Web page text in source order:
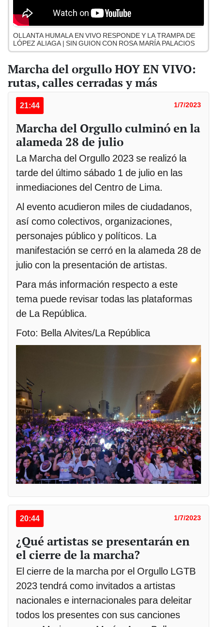
OLLANTA HUMALA EN VIVO RESPONDE Y LA TRAMPA DE
LÓPEZ ALIAGA | SIN GUION CON ROSA MARÍA PALACIOS
Marcha del orgullo HOY EN VIVO:
rutas, calles cerradas y más
21:44 1/7/2023
Marcha del Orgullo culminó en la
alameda 28 de julio
La Marcha del Orgullo 2023 se realizó la
tarde del último sábado 1 de julio en las
inmediaciones del Centro de Lima.
Al evento acudieron miles de ciudadanos,
así como colectivos, organizaciones,
personajes público y políticos. La
manifestación se cerró en la alameda 28 de
julio con la presentación de artistas.
Para más información respecto a este
tema puede revisar todas las plataformas
de La República.
Foto: Bella Alvites/La República
20:44 1/7/2023
¿Qué artistas se presentarán en
el cierre de la marcha?
El cierre de la marcha por el Orgullo LGTB
2023 tendrá como invitados a artistas
nacionales e internacionales para deleitar
todos los presentes con sus canciones